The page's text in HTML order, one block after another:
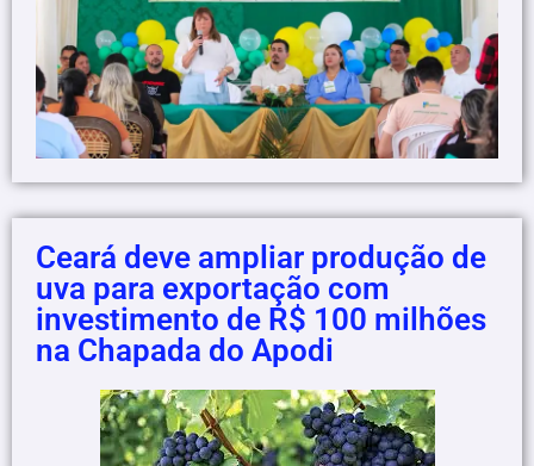
Ceará deve ampliar produção de
uva para exportação com
investimento de R$ 100 milhões
na Chapada do Apodi